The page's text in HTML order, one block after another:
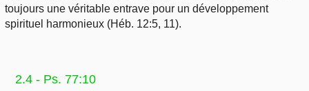
toujours une véritable entrave pour un développement
spirituel harmonieux (Héb. 12:5, 11).
2.4 - Ps. 77:10